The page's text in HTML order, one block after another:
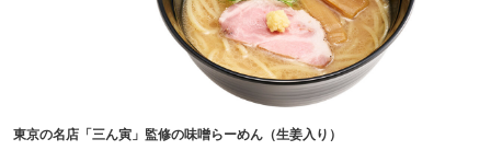
東京の名店「三ん寅」監修の味噌らーめん（生姜入り）